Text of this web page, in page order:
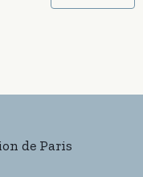
de Paris